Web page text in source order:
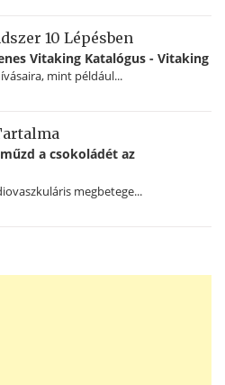
10 Lépésben
Vitaking Katalógus - Vitaking
mint például...
a csokoládét az
megbetege...